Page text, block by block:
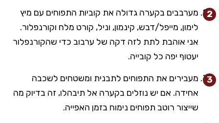
מערבבים בקערה גדולה את קוביות התפוחים עם מיץ
לימון, מייפל/דבש, קינמון, וניל, קורט מלח וקורנפלור.
אני אוהבת לתת לזה דקה של ערבוב כדי שהקורנפלור
יעטוף יפה כל קובייה.
מעבירים את התפוחים לתבנית ומשטחים לשכבה
אחידה. אם יש נוזלים בקערה אל תיבהלו, זה בדיוק מה
שייצור רוטב תפוחים נימוח בזמן האפייה.